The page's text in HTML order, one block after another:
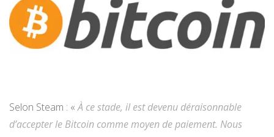
Selon Steam : «À ce stade, il est devenu déraisonnable
d’accepter le Bitcoin comme moyen de paiement. Nous